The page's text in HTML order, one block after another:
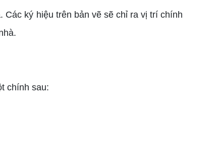
ký hiệu trên bản vẽ sẽ chỉ ra vị trí chính
chính sau: